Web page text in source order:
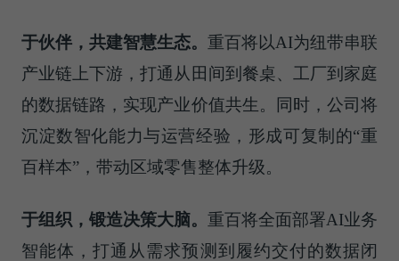
于伙伴，共建智慧生态。重百将以AI为纽带串联
产业链上下游，打通从田间到餐桌、工厂到家庭
的数据链路，实现产业价值共生。同时，公司将
沉淀数智化能力与运营经验，形成可复制的“重
百样本”，带动区域零售整体升级。
于组织，锻造决策大脑。重百将全面部署AI业务
智能体，打通从需求预测到履约交付的数据闭